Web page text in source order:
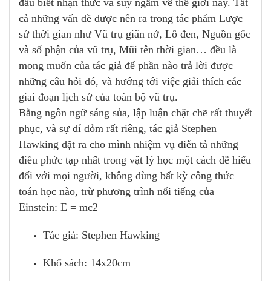
đầu biết nhận thức và suy ngẫm về thế giới này. Tất
cả những vấn đề được nên ra trong tác phẩm Lược
sử thời gian như Vũ trụ giãn nở, Lỗ đen, Nguồn gốc
và số phận của vũ trụ, Mũi tên thời gian… đều là
mong muốn của tác giả để phần nào trả lời được
những câu hỏi đó, và hướng tới việc giải thích các
giai đoạn lịch sử của toàn bộ vũ trụ.
Bằng ngôn ngữ sáng sủa, lập luận chặt chẽ rất thuyết
phục, và sự dí dỏm rất riêng, tác giả Stephen
Hawking đặt ra cho mình nhiệm vụ diễn tả những
điều phức tạp nhất trong vật lý học một cách dễ hiểu
đối với mọi người, không dùng bất kỳ công thức
toán học nào, trừ phương trình nổi tiếng của
Einstein: E = mc2
Tác giả: Stephen Hawking
Khổ sách: 14x20cm